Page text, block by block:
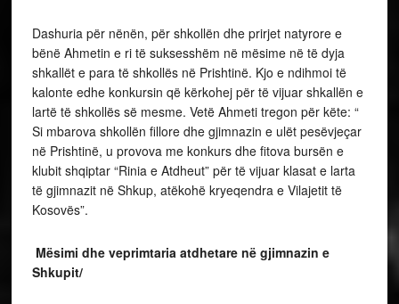
Dashuria për nënën, për shkollën dhe prirjet natyrore e
bënë Ahmetin e ri të suksesshëm në mësime në të dyja
shkallët e para të shkollës në Prishtinë. Kjo e ndihmoi të
kalonte edhe konkursin që kërkohej për të vijuar shkallën e
lartë të shkollës së mesme. Vetë Ahmeti tregon për këte: “
Si mbarova shkollën fillore dhe gjimnazin e ulët pesëvjeçar
në Prishtinë, u provova me konkurs dhe fitova bursën e
klubit shqiptar “Rinia e Atdheut” për të vijuar klasat e larta
të gjimnazit në Shkup, atëkohë kryeqendra e Vilajetit të
Kosovës”.
Mësimi dhe veprimtaria atdhetare në gjimnazin e
Shkupit/